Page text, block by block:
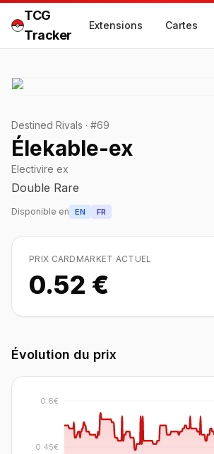
TCG
Tracker
Extensions Cartes
Destined Rivals · #69
Élekable-ex
Electivire ex
Double Rare
Disponible en EN FR
PRIX CARDMARKET ACTUEL
0.52 €
Évolution du prix
0.45€
0.6€